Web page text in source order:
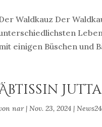
Waldkauz Der
einigen Büschen und
nar|Nov. 23, 2024 |